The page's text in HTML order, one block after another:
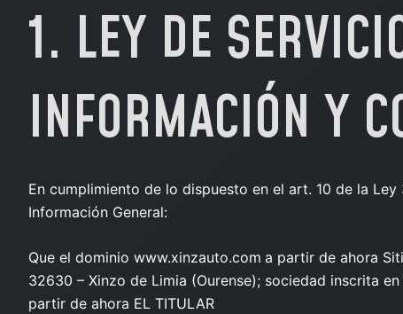
1. LEY DE
INFORMACIÓN Y
En cumplimiento de lo dispuesto en el art. 10 de la
Información General:
Que el dominio www.xinzauto.com a partir de ahora
32630 – Xinzo de Limia (Ourense); sociedad inscrita
partir de ahora EL TITULAR